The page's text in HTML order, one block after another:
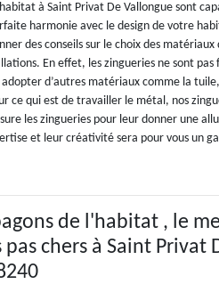
à Saint Privat De Vallongue sont
harmonie avec le design de votre
des conseils sur le choix des
En effet, les zingueries ne sont
adopter d’autres matériaux comme la
ce qui est de travailler le métal, nos
les zingueries pour leur donner une
et leur créativité sera pour vous un
de l'habitat , le
pas chers à Saint Privat